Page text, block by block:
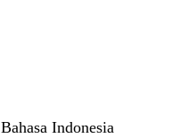
Bahasa Indonesia